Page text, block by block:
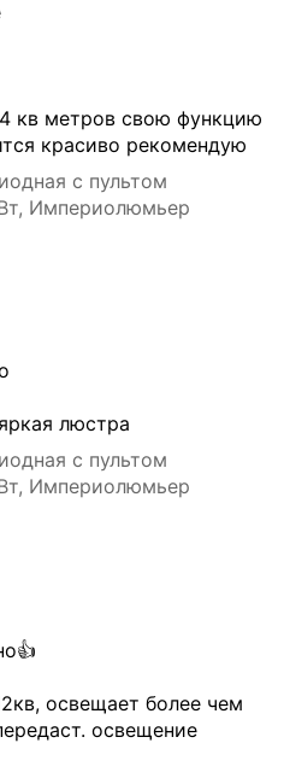
кв метров свою функцию
красиво рекомендую
с пультом
Империолюмьер
люстра
с пультом
Империолюмьер
освещает более чем
освещение